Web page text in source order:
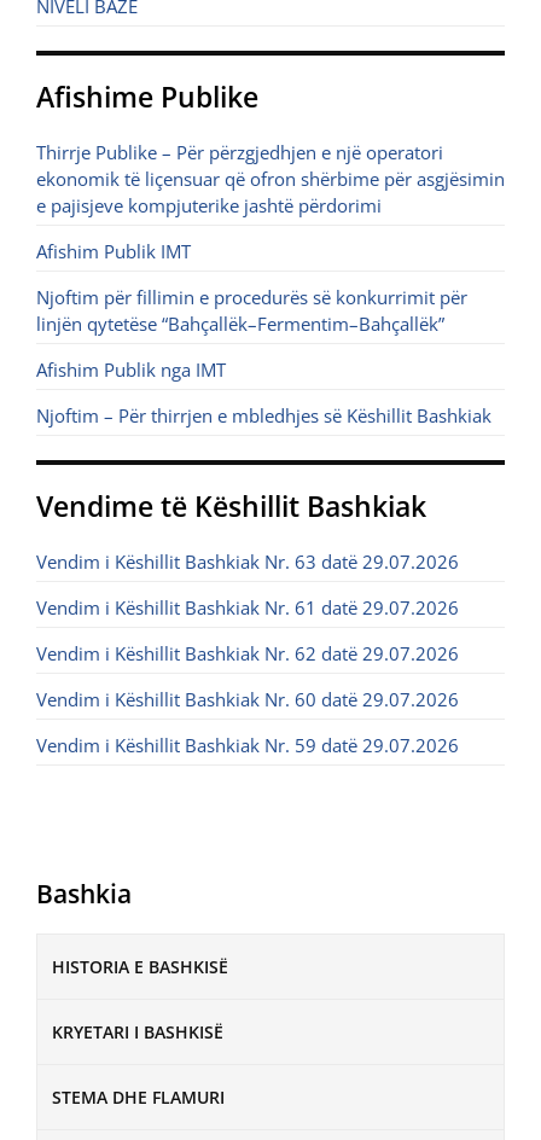
Bashkia
HISTORIA E BASHKISË
KRYETARI I BASHKISË
STEMA DHE FLAMURI
NIVELI BAZË
Afishime Publike
Thirrje Publike – Për përzgjedhjen e një operatori
ekonomik të liçensuar që ofron shërbime për asgjësimin
e pajisjeve kompjuterike jashtë përdorimi
Afishim Publik IMT
Njoftim për fillimin e procedurës së konkurrimit për
linjën qytetëse “Bahçallëk–Fermentim–Bahçallëk”
Afishim Publik nga IMT
Njoftim – Për thirrjen e mbledhjes së Këshillit Bashkiak
Vendime të Këshillit Bashkiak
Vendim i Këshillit Bashkiak Nr. 63 datë 29.07.2026
Vendim i Këshillit Bashkiak Nr. 61 datë 29.07.2026
Vendim i Këshillit Bashkiak Nr. 62 datë 29.07.2026
Vendim i Këshillit Bashkiak Nr. 60 datë 29.07.2026
Vendim i Këshillit Bashkiak Nr. 59 datë 29.07.2026